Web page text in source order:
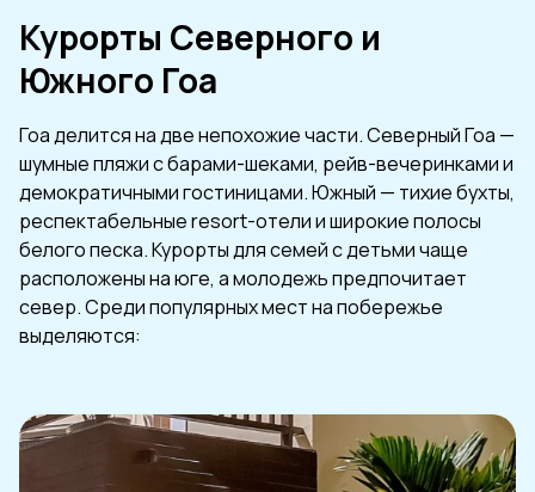
Курорты Северного и
Южного Гоа
Гоа делится на две непохожие части. Северный Гоа —
шумные пляжи с барами-шеками, рейв-вечеринками и
демократичными гостиницами. Южный — тихие бухты,
респектабельные resort-отели и широкие полосы
белого песка. Курорты для семей с детьми чаще
расположены на юге, а молодежь предпочитает
север. Среди популярных мест на побережье
выделяются: